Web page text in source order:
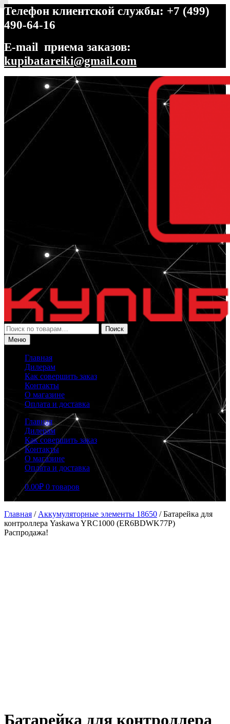
Телефон клиентской службы: +7 (499)
490-64-16
E-mail приема заказов:
kupibatareiki@gmail.com
Перейти
навигации
Перейти
содержимому
Искать:
Поиск
Меню
Главная
Дилерам
Как совершить заказ
Контакты
О магазине
Оплата и доставка
Главная
Дилерам
Как совершить заказ
Контакты
О магазине
Оплата и доставка
0.00₽ 0 товаров
Главная / Аккумуляторные элементы 18650 /Батарейка для
контроллера Yaskawa YRC1000 (ER6BDWK77P)
Распродажа!
Батарейка для контроллера